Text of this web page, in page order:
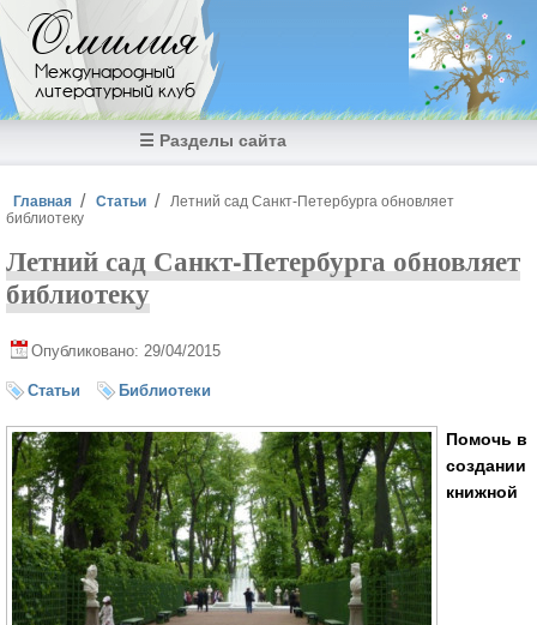
Перейти к основному содержанию
Омилия
Международный
литературный клуб
☰ Разделы сайта
Вы здесь
Главная Статьи
Летний сад Санкт-Петербурга обновляет
библиотеку
Летний сад Санкт-Петербурга обновляет
библиотеку
Опубликовано: 29/04/2015
Статьи Библиотеки
Помочь в
создании
книжной